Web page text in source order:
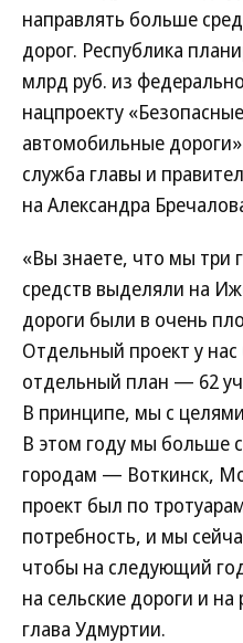
направлять больше
дорог. Республика
млрд руб. из
нацпроекту
автомобильные
служба главы и
на Александра
«Вы знаете, что мы три
средств выделяли на
дороги были в очень
Отдельный проект у
отдельный план — 62
В принципе, мы с
В этом году мы больше
городам — Воткинск,
проект был по
потребность, и мы
чтобы на следующий
на сельские дороги и
глава Удмуртии.